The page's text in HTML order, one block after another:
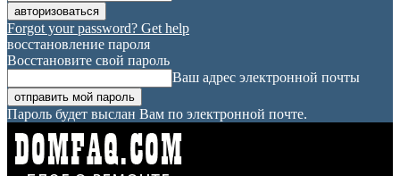
Forgot your password? Get help
восстановление пароля
Восстановите свой пароль
Ваш адрес электронной почты
Пароль будет выслан Вам по электронной почте.